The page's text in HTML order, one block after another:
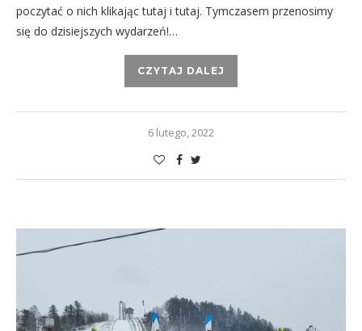
poczytać o nich klikając tutaj i tutaj. Tymczasem przenosimy
się do dzisiejszych wydarzeń!…
CZYTAJ DALEJ
6 lutego, 2022